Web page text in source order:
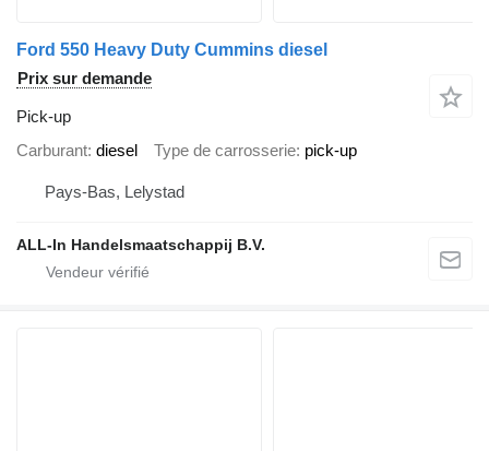
Ford 550 Heavy Duty Cummins diesel
Prix sur demande
Pick-up
Carburant diesel Type de carrosserie pick-up
Pays-Bas, Lelystad
ALL-In Handelsmaatschappij B.V.